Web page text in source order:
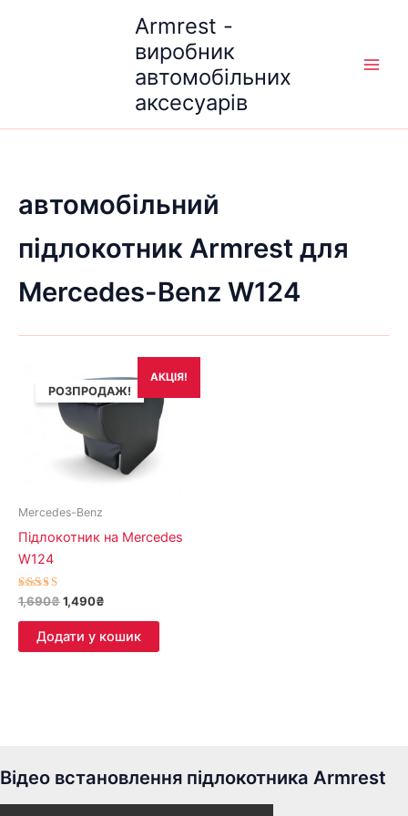
Armrest -
виробник
автомобільних
аксесуарів
автомобільний
підлокотник Armrest для
Mercedes-Benz W124
АКЦІЯ!
РОЗПРОДАЖ!
Mercedes-Benz
Підлокотник на Mercedes
W124
Оцінено в
5.00
з 5
1,690₴
ціна:
1,690₴.
1,490₴
ціна:
1,490₴.
Додати у кошик
Відео встановлення підлокотника Armrest